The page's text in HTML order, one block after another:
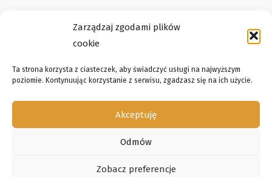
Zarządzaj zgodami plików
cookie
Ta strona korzysta z ciasteczek, aby świadczyć usługi na najwyższym
poziomie. Kontynuując korzystanie z serwisu, zgadzasz się na ich użycie.
Akceptuję
Odmów
Zobacz preferencje
WCZYTAJ WIĘCEJ ARTYKUŁÓW